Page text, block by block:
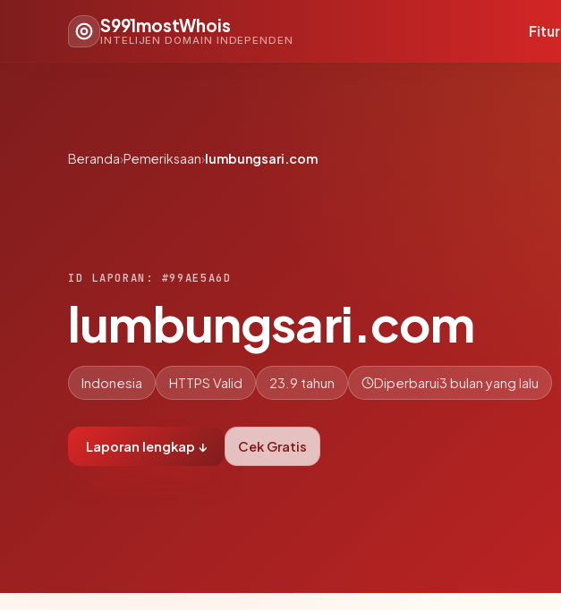
S991mostWhois
INTELIJEN DOMAIN INDEPENDEN
Fitur
Beranda›Pemeriksaan›lumbungsari.com
ID LAPORAN: #99AE5A6D
lumbungsari.com
Indonesia HTTPS Valid 23.9 tahun Diperbarui3 bulan yang lalu
Laporan lengkap ↓ Cek Gratis